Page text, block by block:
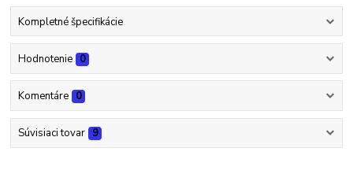
Kompletné špecifikácie
Hodnotenie 0
Komentáre 0
Súvisiaci tovar 9